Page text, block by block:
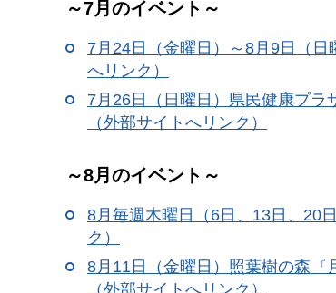
～7月のイベント～
7月24日（金曜日）～8月9日（
へリンク）
7月26日（日曜日）県民健康プラ
（外部サイトへリンク）
～8月のイベント～
8月毎週木曜日（6日、13日、20
ク）
8月11日（金曜日）照葉樹の森『